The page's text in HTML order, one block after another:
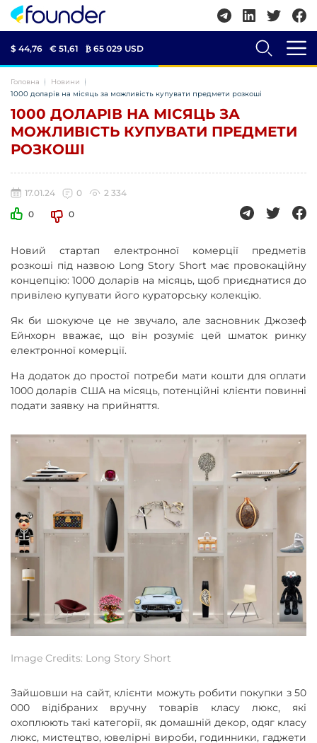
$ 44,76 € 51,61 ₿ 65 029 USD
Головна
Новини
1000 доларів на місяць за можливість купувати предмети розкоші
1000 ДОЛАРІВ НА МІСЯЦЬ ЗА
МОЖЛИВІСТЬ КУПУВАТИ ПРЕДМЕТИ
РОЗКОШІ
17.01.24 0
2 334
0
0
Новий стартап електронної комерції предметів
розкоші під назвою Long Story Short має провокаційну
концепцію: 1000 доларів на місяць, щоб приєднатися до
привілею купувати його кураторську колекцію.
Як би шокуюче це не звучало, але засновник Джозеф
Ейнхорн вважає, що він розуміє цей шматок ринку
електронної комерції.
На додаток до простої потреби мати кошти для оплати
1000 доларів США на місяць, потенційні клієнти повинні
подати заявку на прийняття.
Image Credits: Long Story Short
Зайшовши на сайт, клієнти можуть робити покупки з 50
000 відібраних вручну товарів класу люкс, які
охоплюють такі категорії, як домашній декор, одяг класу
люкс, мистецтво, ювелірні вироби, годинники, гаджети